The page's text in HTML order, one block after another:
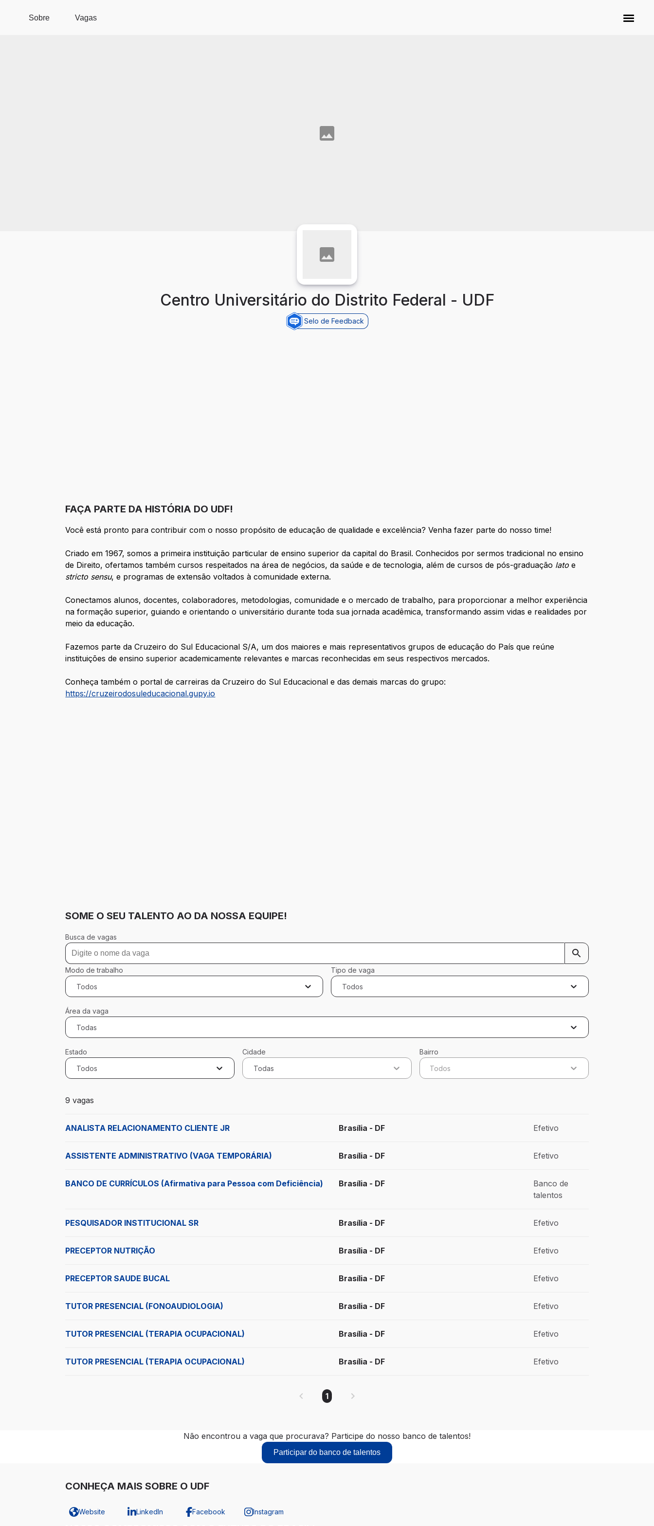
Sobre Vagas
Centro Universitário do Distrito Federal - UDF
Selo de Feedback
FAÇA PARTE DA HISTÓRIA DO UDF!
Você está pronto para contribuir com o nosso propósito de educação de qualidade e excelência? Venha fazer parte do nosso time!
Criado em 1967, somos a primeira instituição particular de ensino superior da capital do Brasil. Conhecidos por sermos tradicional no ensino
de Direito, ofertamos também cursos respeitados na área de negócios, da saúde e de tecnologia, além de cursos de pós-graduação lato e
stricto sensu, e programas de extensão voltados à comunidade externa.
Conectamos alunos, docentes, colaboradores, metodologias, comunidade e o mercado de trabalho, para proporcionar a melhor experiência
na formação superior, guiando e orientando o universitário durante toda sua jornada acadêmica, transformando assim vidas e realidades por
meio da educação.
Fazemos parte da Cruzeiro do Sul Educacional S/A, um dos maiores e mais representativos grupos de educação do País que reúne
instituições de ensino superior academicamente relevantes e marcas reconhecidas em seus respectivos mercados.
Conheça também o portal de carreiras da Cruzeiro do Sul Educacional e das demais marcas do grupo:
https://cruzeirodosuleducacional.gupy.io
SOME O SEU TALENTO AO DA NOSSA EQUIPE!
Busca de vagas
Modo de trabalho
Todos
Tipo de vaga
Todos
Área da vaga
Todas
Estado
Todos
Cidade
Todas
Bairro
Todos
9 vagas encontradas para 0 filtros aplicados
9 vagas
ANALISTA RELACIONAMENTO CLIENTE JR Brasília - DF Efetivo
ASSISTENTE ADMINISTRATIVO (VAGA TEMPORÁRIA) Brasília - DF Efetivo
BANCO DE CURRÍCULOS (Afirmativa para Pessoa com Deficiência) Brasília - DF
Banco de
talentos
PESQUISADOR INSTITUCIONAL SR Brasília - DF Efetivo
PRECEPTOR NUTRIÇÃO Brasília - DF Efetivo
PRECEPTOR SAUDE BUCAL Brasília - DF Efetivo
TUTOR PRESENCIAL (FONOAUDIOLOGIA) Brasília - DF Efetivo
TUTOR PRESENCIAL (TERAPIA OCUPACIONAL) Brasília - DF Efetivo
TUTOR PRESENCIAL (TERAPIA OCUPACIONAL) Brasília - DF Efetivo
1
Não encontrou a vaga que procurava? Participe do nosso banco de talentos!
Participar do banco de talentos
CONHEÇA MAIS SOBRE O UDF
Website LinkedIn Facebook Instagram